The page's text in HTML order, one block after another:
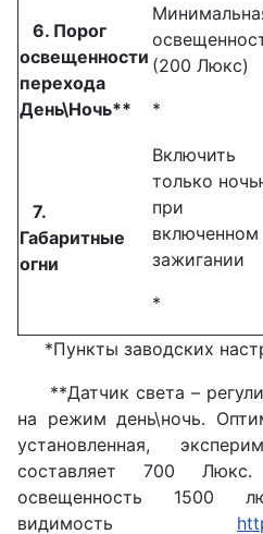
6. Порог
освещенности
перехода
День\Ночь**
(200 Люкс)
*
7.
Габаритные
огни
Включить
только
при
включенном
зажигании
*
*Пункты заводских
**Датчик света –
на режим день\ночь.
установленная,
составляет 700
освещенность 1500
видимость